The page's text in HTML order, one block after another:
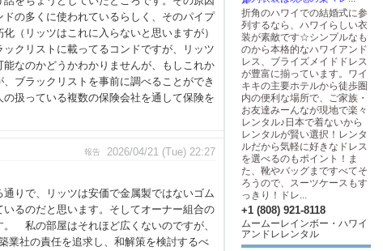
の多くに使われているらしく、そのパイプ
（リッツはこれに入らないと思いますが）
クリストに載ってるコンドですが、リッツ
なのかどうかわかりませんが、もしこれか
ブラックリストを事前に調べることができ
扱っている複数の保険会社を通して保険を
2026/04/21 (Tue) 22:27
報告
を持っていないんです。
ッツは安価で金属製ではないゴム
るのだと思います。そしてオーナー組合の
私の部屋はそれほど広くないのですが、
業社の責任を追求し、和解策を検討するべ
折角のハワイでの結婚式に参
列するなら、ハワイらしい衣
装が素敵です☆シンプルなも
のから本格的なハワイアンド
レス、ブライズメイドドレス
が豊富に揃っています。ワイ
キキの主要ホテルから徒歩圏
内の便利な場所で、ご家族・
お友達みーんなが現地で楽々
レンタル♪日本で着ないから
レンタルが賢い選択！レンタ
ルだから気軽に好きなドレス
を選べるのもポイント！ま
た、靴やバッグまですべてそ
ろうので、スーツケースもす
っきり！ドレ...
+1 (808) 921-8118
ムームーレインボー・ハワイ
アンドレレンタル